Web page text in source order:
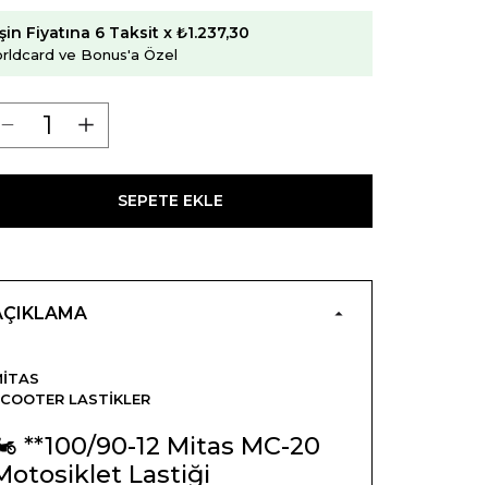
Fiyatına 6 Taksit x ₺1.237,30
ve Bonus'a Özel
SEPETE EKLE
LASTIKLER
**100/90-12 Mitas MC-20
Lastiği